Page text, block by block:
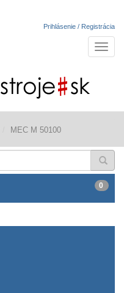
Prihlásenie / Registrácia
MEC M 50100
0